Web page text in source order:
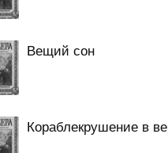
Вещий сон
Кораблекрушение в